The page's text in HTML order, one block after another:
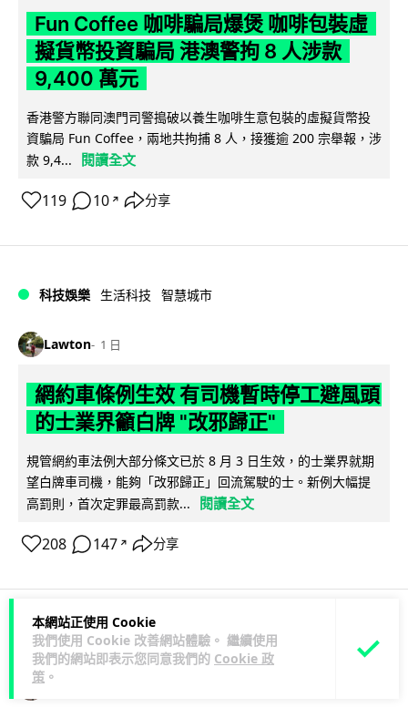
本網站正使用 Cookie
我們使用 Cookie 改善網站體驗。 繼續使用
我們的網站即表示您同意我們的 Cookie 政
策 。
Fun Coffee 咖啡騙局爆煲 咖啡包裝虛
擬貨幣投資騙局 港澳警拘 8 人涉款
9,400 萬元
香港警方聯同澳門司警搗破以養生咖啡生意包裝的虛擬貨幣投
資騙局 Fun Coffee，兩地共拘捕 8 人，接獲逾 200 宗舉報，涉
款 9,4...
閱讀全文
119 10 ↗ 分享
科技娛樂 生活科技 智慧城市
Lawton 1 日
網約車條例生效 有司機暫時停工避風頭
的士業界籲白牌 "改邪歸正"
規管網約車法例大部分條文已於 8 月 3 日生效，的士業界就期
望白牌車司機，能夠「改邪歸正」回流駕駛的士。新例大幅提
高罰則，首次定罪最高罰款...
閱讀全文
208 147 ↗ 分享
人工智能
Lawton